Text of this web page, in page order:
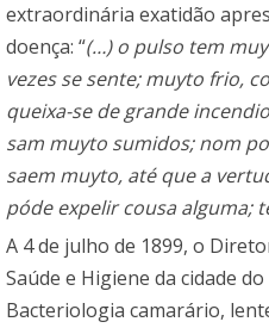
extraordinária exatidão
doença: “(…) o pulso tem
vezes se sente; muyto frio,
queixa-se de grande
sam muyto sumidos; nom
saem muyto, até que a
póde expelir cousa alguma;
A 4 de julho de 1899, o
Saúde e Higiene da cidade
Bacteriologia camarário,